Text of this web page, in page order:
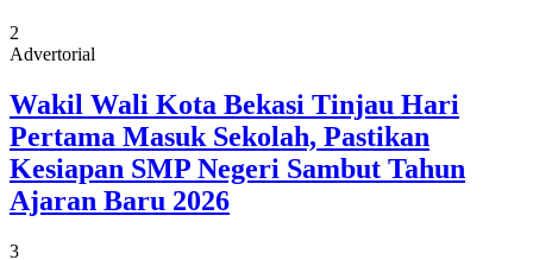
2
Advertorial
Wakil Wali Kota Bekasi Tinjau Hari
Pertama Masuk Sekolah, Pastikan
Kesiapan SMP Negeri Sambut Tahun
Ajaran Baru 2026
3